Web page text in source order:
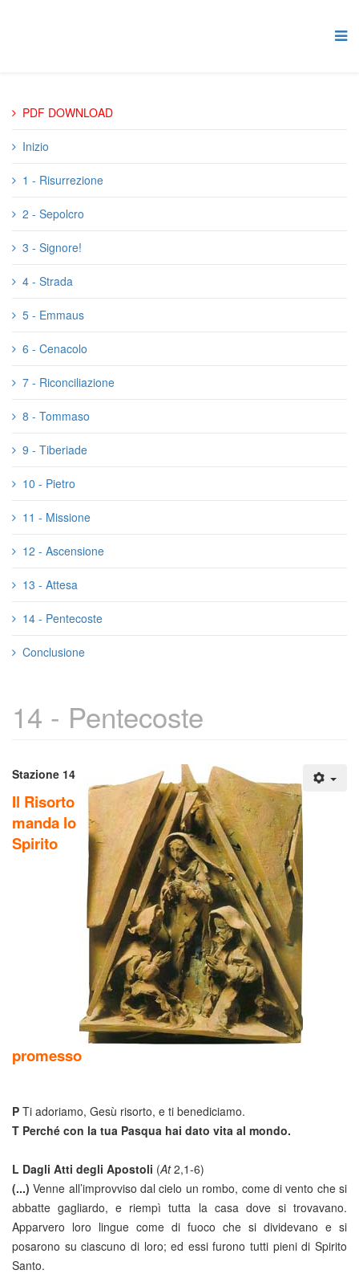
PDF DOWNLOAD
Inizio
1 - Risurrezione
2 - Sepolcro
3 - Signore!
4 - Strada
5 - Emmaus
6 - Cenacolo
7 - Riconciliazione
8 - Tommaso
9 - Tiberiade
10 - Pietro
11 - Missione
12 - Ascensione
13 - Attesa
14 - Pentecoste
Conclusione
14 - Pentecoste
Stazione 14
Il Risorto
manda lo
Spirito
promesso
P Ti adoriamo, Gesù risorto, e ti benediciamo.
T Perché con la tua Pasqua hai dato vita al mondo.
L Dagli Atti degli Apostoli (At2,1-6)
(...)Venne all’improvviso dal cielo un rombo, come di vento che si
abbatte gagliardo, e riempì tutta la casa dove si trovavano.
Apparvero loro lingue come di fuoco che si dividevano e si
posarono su ciascuno di loro; ed essi furono tutti pieni di Spirito
Santo.